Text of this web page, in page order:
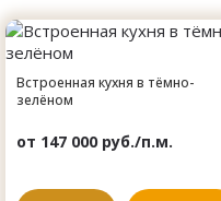
Встроенная кухня в тёмно-
зелёном
от 147 000 руб./п.м.